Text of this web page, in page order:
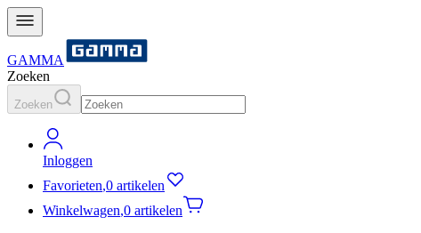
GAMMA
Zoeken
Zoeken
Inloggen
Favorieten,0 artikelen
Winkelwagen,0 artikelen